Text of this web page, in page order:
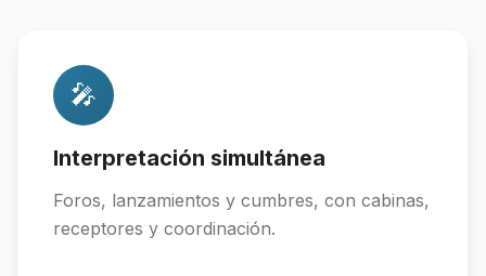
🎤
Interpretación simultánea
Foros, lanzamientos y cumbres, con cabinas,
receptores y coordinación.